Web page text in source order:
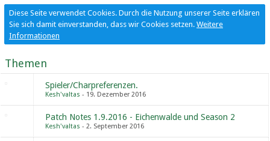
Diese Seite verwendet Cookies. Durch die Nutzung unserer Seite erklären
Sie sich damit einverstanden, dass wir Cookies setzen. Weitere
Informationen
Themen
Spieler/Charpreferenzen.
Kesh'valtas 19. Dezember 2016
Patch Notes 1.9.2016 - Eichenwalde und Season 2
Kesh'valtas 2. September 2016